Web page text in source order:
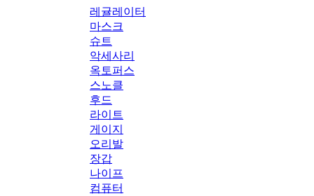
레귤레이터
마스크
슈트
악세사리
옥토퍼스
스노클
후드
라이트
게이지
오리발
장갑
나이프
컴퓨터